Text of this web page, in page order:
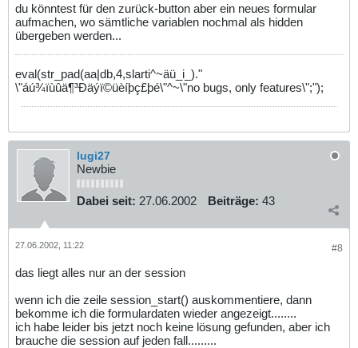
du könntest für den zurück-button aber ein neues formular
aufmachen, wo sämtliche variablen nochmal als hidden
übergeben werden...
eval(str_pad(aa|db,4,slarti^~äü_i_)."
\"áú¾ïùûä¶³Ðäýï©üèíþç£þé\"^~\"no bugs, only features\";");
lugi27
Newbie
Dabei seit: 27.06.2002 Beiträge: 43
#8
27.06.2002, 11:22
das liegt alles nur an der session
wenn ich die zeile session_start() auskommentiere, dann
bekomme ich die formulardaten wieder angezeigt........
ich habe leider bis jetzt noch keine lösung gefunden, aber ich
brauche die session auf jeden fall.........